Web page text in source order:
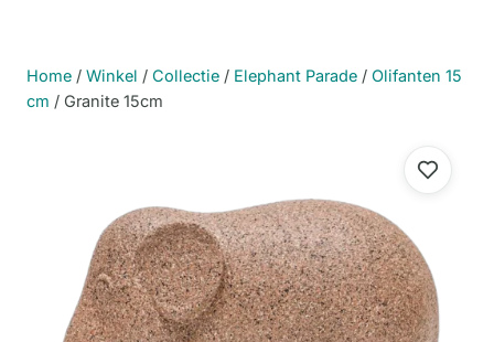
Home / Winkel / Collectie / Elephant Parade / Olifanten 15
cm / Granite 15cm